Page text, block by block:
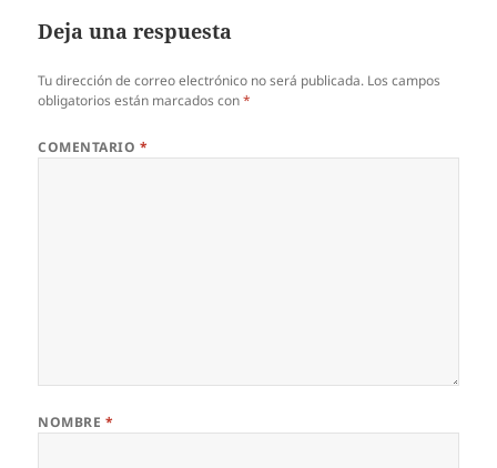
Deja una respuesta
Tu dirección de correo electrónico no será publicada. Los campos
obligatorios están marcados con*
COMENTARIO *
NOMBRE *